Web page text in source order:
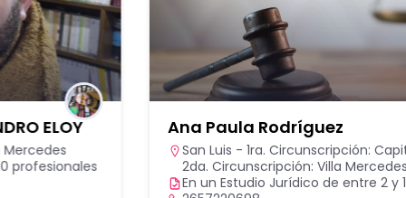
Ana Paula Rodríguez
San Luis - 1ra. Circunscripción: Capital,San Luis -
2da. Circunscripción: Villa Mercedes
En un Estudio Jurídico de entre 2 y 10 profesionales